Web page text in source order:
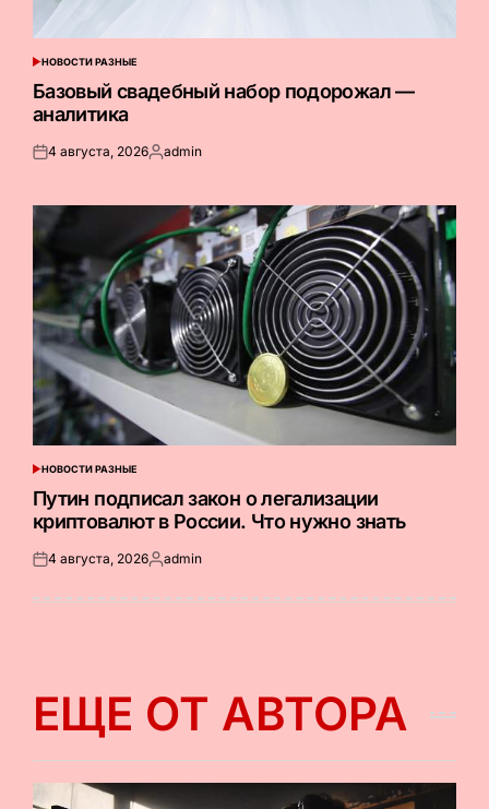
ОПУБЛИКОВАНО
В
НОВОСТИ РАЗНЫЕ
Базовый свадебный набор подорожал —
аналитика
Опубликовано
4 августа, 2026Запись
admin
ОПУБЛИКОВАНО
В
НОВОСТИ РАЗНЫЕ
Путин подписал закон о легализации
криптовалют в России. Что нужно знать
Опубликовано
4 августа, 2026Запись
admin
ЕЩЕ ОТ АВТОРА